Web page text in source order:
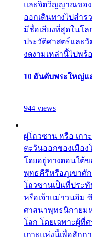
และจิตวิญญาณของ
ออกเดินทางไปสำ
มีชื่อเสียงที่สุดในโ
ประวัติศาสตร์และ
งดงามเหล่านี้ไปพร้
10 อันดับพระใหญ่แ
944 views
ผู่โถวซาน หรือ เกา
ตะวันออกของเมือง
โดยอยู่ทางตอนใต้ข
พุทธคีรีหรือภูเขาศั
โถวซานเป็นที่ประ
หรือเจ้าแม่กวนอิม
ศาสนาพุทธนิกายม
โลก โดยเฉพาะผู้ที่
เกาะแห่งนี้เพื่อสักก